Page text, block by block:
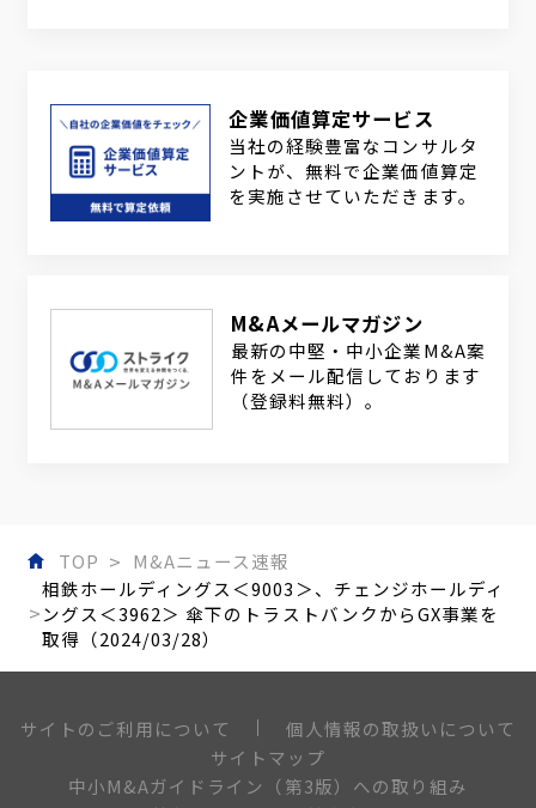
企業価値算定サービス
当社の経験豊富なコンサルタ
ントが、無料で企業価値算定
を実施させていただきます。
M&Aメールマガジン
最新の中堅・中小企業M&A案
件をメール配信しております
（登録料無料）。
TOP
M&Aニュース速報
相鉄ホールディングス＜9003＞、チェンジホールディ
ングス＜3962＞ 傘下のトラストバンクからGX事業を
取得（2024/03/28）
サイトのご利用について
個人情報の取扱いについて
サイトマップ
中小M&Aガイドライン（第3版）への取り組み